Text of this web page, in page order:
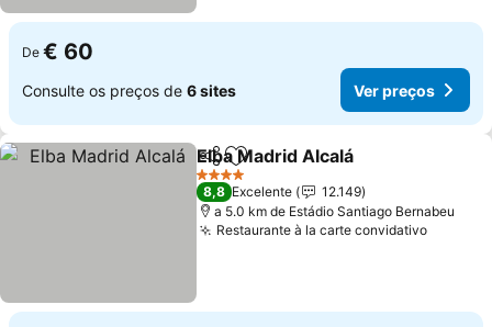
De € 60
Consulte os preços de 6 sites Ver preços
PartilharAdicionar aos favoritos
Elba Madrid Alcalá
4 Estrelas
8,8 Excelente
12.149
a 5.0 km de Estádio Santiago Bernabeu
Restaurante à la carte convidativoVer